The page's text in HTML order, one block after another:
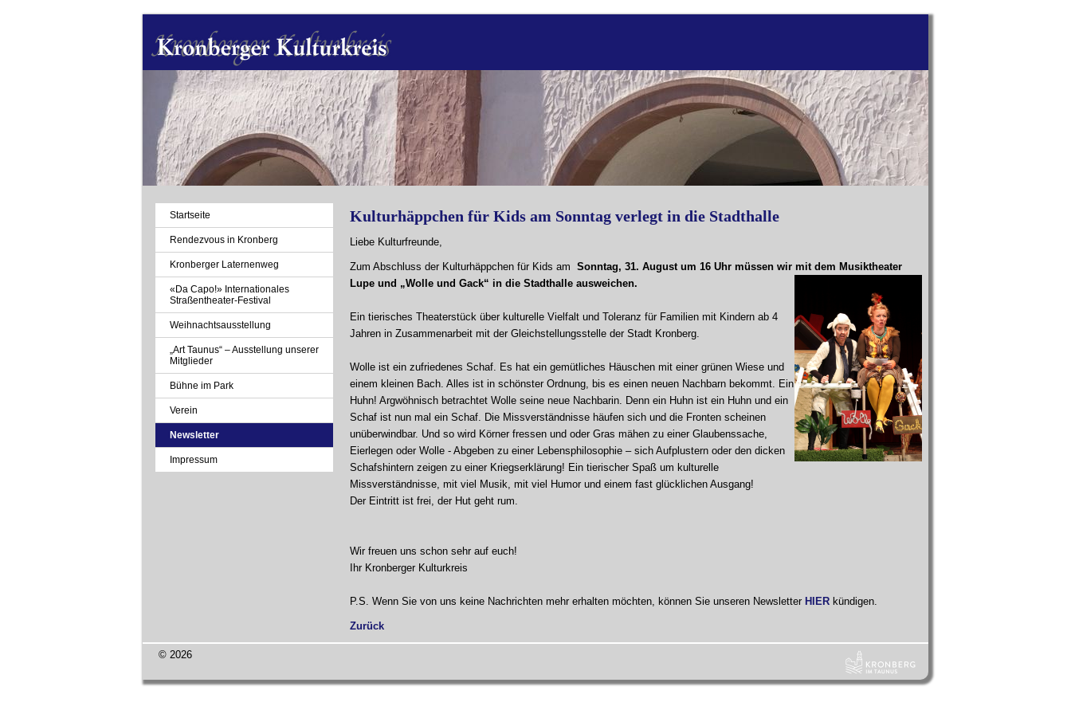
Kulturhäppchen für Kids am Sonntag verlegt in die Stadthalle
Liebe Kulturfreunde,
Zum Abschluss der Kulturhäppchen für Kids am Sonntag, 31. August um 16 Uhr müssen wir mit dem Musiktheater
Lupe und „Wolle und Gack“ in die Stadthalle ausweichen.
Ein tierisches Theaterstück über kulturelle Vielfalt und Toleranz für Familien mit Kindern ab 4
Jahren in Zusammenarbeit mit der Gleichstellungsstelle der Stadt Kronberg.
Wolle ist ein zufriedenes Schaf. Es hat ein gemütliches Häuschen mit einer grünen Wiese und
einem kleinen Bach. Alles ist in schönster Ordnung, bis es einen neuen Nachbarn bekommt. Ein
Huhn! Argwöhnisch betrachtet Wolle seine neue Nachbarin. Denn ein Huhn ist ein Huhn und ein
Schaf ist nun mal ein Schaf. Die Missverständnisse häufen sich und die Fronten scheinen
unüberwindbar. Und so wird Körner fressen und oder Gras mähen zu einer Glaubenssache,
Eierlegen oder Wolle - Abgeben zu einer Lebensphilosophie – sich Aufplustern oder den dicken
Schafshintern zeigen zu einer Kriegserklärung! Ein tierischer Spaß um kulturelle
Missverständnisse, mit viel Musik, mit viel Humor und einem fast glücklichen Ausgang!
Der Eintritt ist frei, der Hut geht rum.
Wir freuen uns schon sehr auf euch!
Ihr Kronberger Kulturkreis
P.S. Wenn Sie von uns keine Nachrichten mehr erhalten möchten, können Sie unseren Newsletter HIER kündigen.
Zurück
Navigation
überspringen
Startseite
Rendezvous in Kronberg
Kronberger Laternenweg
«Da Capo!» Internationales
Straßentheater-Festival
Weihnachtsausstellung
„Art Taunus“ – Ausstellung unserer
Mitglieder
Bühne im Park
Verein
Newsletter
Impressum
© 2026